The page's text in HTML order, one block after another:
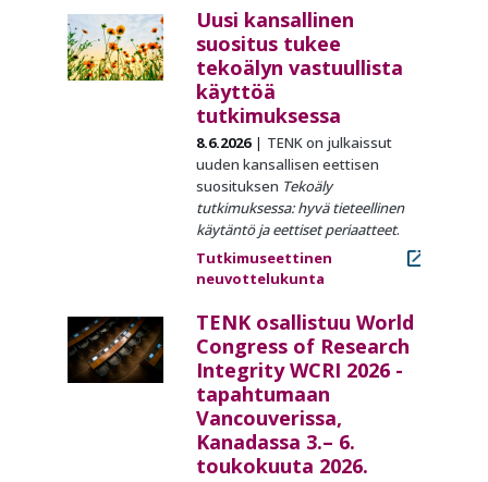
Uusi kansallinen
suositus tukee
tekoälyn vastuullista
käyttöä
tutkimuksessa
8.6.2026
TENK on julkaissut
uuden kansallisen eettisen
suosituksen Tekoäly
tutkimuksessa: hyvä tieteellinen
käytäntö ja eettiset periaatteet.
Tutkimuseettinen
neuvottelukunta
TENK osallistuu World
Congress of Research
Integrity WCRI 2026 -
tapahtumaan
Vancouverissa,
Kanadassa 3.– 6.
toukokuuta 2026.